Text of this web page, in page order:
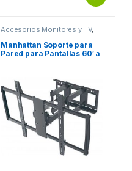
Accesorios Monitores y TV,
Manhattan Soporte para
Pared para Pantallas 60′ a
100 80KG